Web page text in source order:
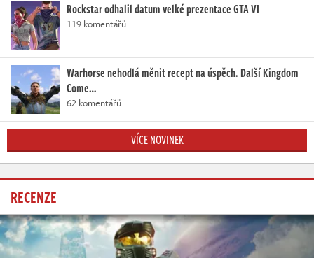
Rockstar odhalil datum velké prezentace GTA VI
119 komentářů
Warhorse nehodlá měnit recept na úspěch. Další Kingdom
Come…
62 komentářů
VÍCE NOVINEK
RECENZE